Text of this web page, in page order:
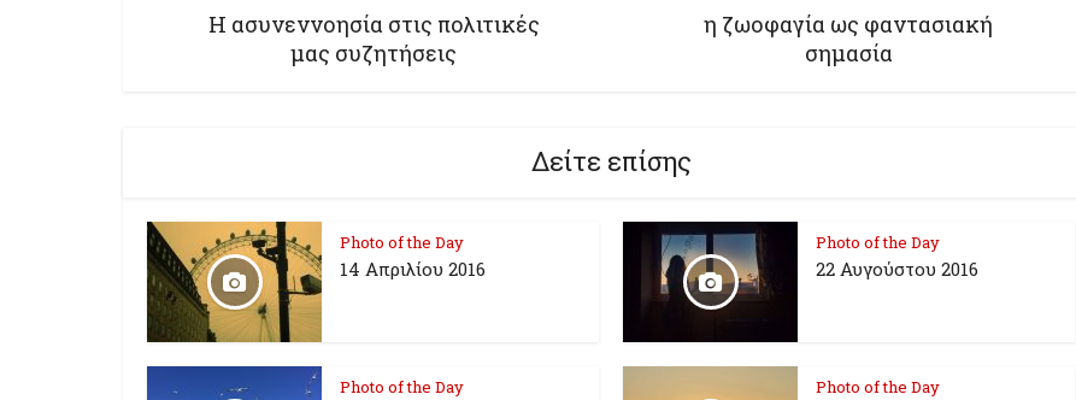
Η ασυνεννοησία στις πολιτικές
μας συζητήσεις
η ζωοφαγία ως φαντασιακή
Δείτε επίσης
Photo of the Day
14 Απριλίου 2016
Photo of the Day
22 Αυγούστου 2016
Photo of the Day Photo of the Day